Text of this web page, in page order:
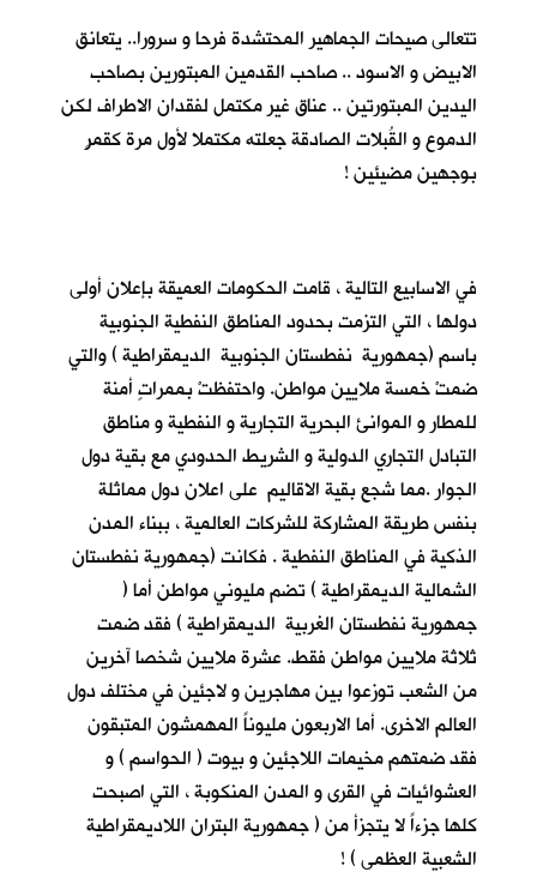
تتعالى صيحات الجماهير المحتشدة فرحا و سرورا.. يتعانق
الابيض و الاسود .. صاحب القدمين المبتورين بصاحب
اليدين المبتورتين .. عناق غير مكتمل لفقدان الاطراف لكن
الدموع و القُبلات الصادقة جعلته مكتملا لأول مرة كقمرٍ
بوجهين مضيئين !
في الاسابيع التالية ، قامت الحكومات العميقة بإعلان أولى
دولها ، التي التزمت بحدود المناطق النفطية الجنوبية
باسم (جمهورية نفطستان الجنوبية الديمقراطية ) والتي
ضمتْ خمسة ملايين مواطن. واحتفظتْ بممراتٍ أمنة
للمطار و الموانئ البحرية التجارية و النفطية و مناطق
التبادل التجاري الدولية و الشريط الحدودي مع بقية دول
الجوار .مما شجع بقية الاقاليم على اعلان دول مماثلة
بنفس طريقة المشاركة للشركات العالمية ، ببناء المدن
الذكية في المناطق النفطية . فكانت (جمهورية نفطستان
الشمالية الديمقراطية ) تضم مليوني مواطن أما (
جمهورية نفطستان الغربية الديمقراطية ) فقد ضمت
ثلاثة ملايين مواطن فقط. عشرة ملايين شخصا آخرين
من الشعب توزعوا بين مهاجرين و لاجئين في مختلف دول
العالم الاخرى. أما الاربعون مليوناً المهمشون المتبقون
فقد ضمتهم مخيمات اللاجئين و بيوت ( الحواسم ) و
العشوائيات في القرى و المدن المنكوبة ، التي اصبحت
كلها جزءاً لا يتجزأ من ( جمهورية البتران اللاديمقراطية
الشعبية العظمى ) !